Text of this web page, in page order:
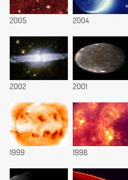
2005 2004
2002 2001
1999 1998